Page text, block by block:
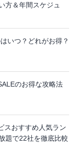
方＆年間スケジュ
いつ？どれがお得？
のお得な攻略法
スおすすめ人気ラン
題で22社を徹底比較